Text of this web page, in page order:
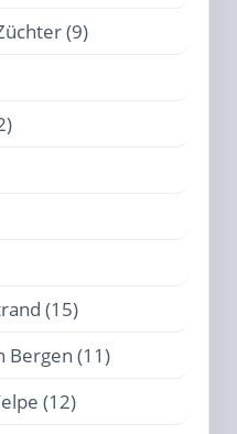
(9)
(15)
Bergen (11)
(12)